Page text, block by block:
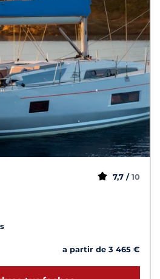
7,7 / 10
a partir de 3 465 €